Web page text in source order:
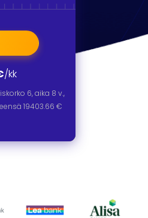
/kk
6, aika 8 v.,
19403.66 €